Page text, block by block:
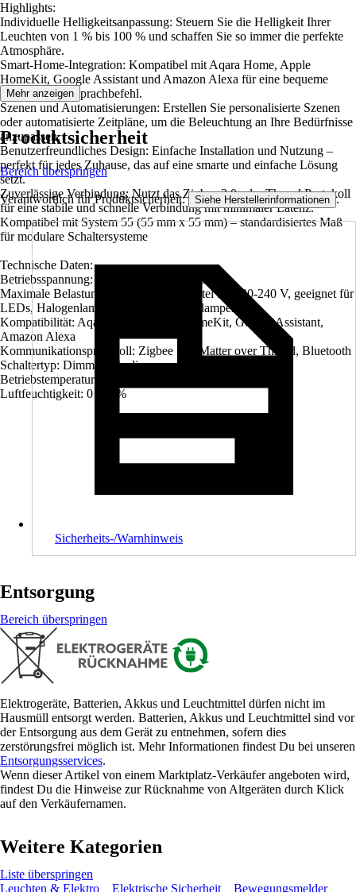
Highlights:
Individuelle Helligkeitsanpassung: Steuern Sie die Helligkeit Ihrer
Leuchten von 1 % bis 100 % und schaffen Sie so immer die perfekte
Atmosphäre.
Smart-Home-Integration: Kompatibel mit Aqara Home, Apple
HomeKit, Google Assistant und Amazon Alexa für eine bequeme
Steuerung per Sprachbefehl.
Szenen und Automatisierungen: Erstellen Sie personalisierte Szenen
oder automatisierte Zeitpläne, um die Beleuchtung an Ihre Bedürfnisse
anzupassen.
Benutzerfreundliches Design: Einfache Installation und Nutzung –
perfekt für jedes Zuhause, das auf eine smarte und einfache Lösung
setzt.
Zuverlässige Verbindung: Nutzt das Zigbee 3.0 oder Thread Protokoll
für eine stabile und schnelle Verbindung mit minimaler Latenz.
Kompatibel mit System 55 (55 mm x 55 mm) – standardisiertes Maß
für modulare Schaltersysteme
Technische Daten:
Betriebsspannung: 100-240 V AC, 50/60 Hz
Maximale Belastung: 200 W (Leuchtmittel für 220-240 V, geeignet für
LEDs, Halogenlampen und Energiesparlampen)
Kompatibilität: Aqara Home, Apple HomeKit, Google Assistant,
Amazon Alexa
Kommunikationsprotokoll: Zigbee 3.0, Matter over Thread, Bluetooth
Schaltertyp: Dimmer (für die manuelle Steuerung)
Betriebstemperatur: 0°C bis 40°C
Luftfeuchtigkeit: 0 - 95%
Mehr anzeigen
Produktsicherheit
Bereich überspringen
Verantwortlich für Produktsicherheit: Siehe Herstellerinformationen .
Sicherheits-/Warnhinweis
Entsorgung
Bereich überspringen
Elektrogeräte, Batterien, Akkus und Leuchtmittel dürfen nicht im
Hausmüll entsorgt werden. Batterien, Akkus und Leuchtmittel sind vor
der Entsorgung aus dem Gerät zu entnehmen, sofern dies
zerstörungsfrei möglich ist. Mehr Informationen findest Du bei unseren
Entsorgungsservices.
Wenn dieser Artikel von einem Marktplatz-Verkäufer angeboten wird,
findest Du die Hinweise zur Rücknahme von Altgeräten durch Klick
auf den Verkäufernamen.
Weitere Kategorien
Liste überspringen
Leuchten & Elektro
Elektrische Sicherheit Bewegungsmelder